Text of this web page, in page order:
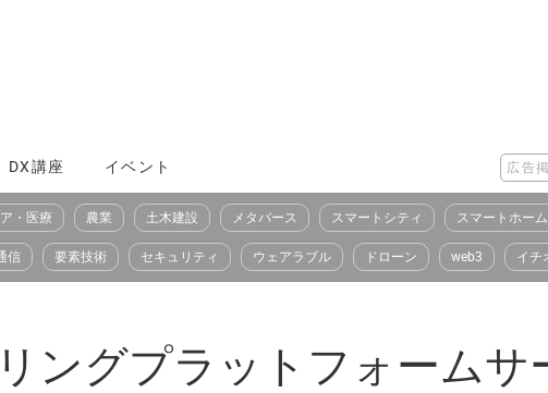
DX講座 イベント 広告
・医療 農業 土木建設 メタバース スマートシティ スマートホーム
信 要素技術 セキュリティ ウェアラブル ドローン web3 イチ
ングプラットフォームサ